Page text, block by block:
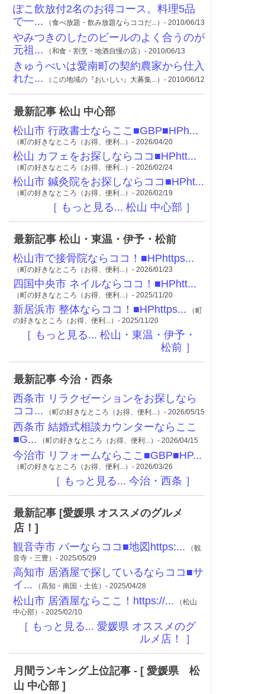
ぽこ飲放付2名のお得コース。料理5品
で一... （食べ放題・飲み放題ならココだ...）- 2010/06/13
やみつきのしたのビールのよく合うのが
元祖... （和食・割烹・地酒自慢の店）- 2010/06/13
きゅうべいは愛南町の契約農家から仕入
れた... （この地域の『おいしい』大募集...）- 2010/06/12
最新記事 松山 中心部
松山市 行政書士ならここ■GBP■HPh...
（町の好きなところ（お得、便利...）- 2026/04/20
松山 カフェをお探しならココ■HPhtt...
（町の好きなところ（お得、便利...）- 2026/02/24
松山市 鍼灸院をお探しならココ■HPht...
（町の好きなところ（お得、便利...）- 2026/02/19
［ もっと見る... 松山 中心部 ］
最新記事 松山・東温・伊予・松前
松山市で接骨院ならココ！■HPhttps...
（町の好きなところ（お得、便利...）- 2026/01/23
四国中央市 ネイルならココ！■HPhtt...
（町の好きなところ（お得、便利...）- 2025/11/20
新居浜市 整体ならココ！■HPhttps... （町
の好きなところ（お得、便利...）- 2025/11/20
［ もっと見る... 松山・東温・伊予・
松前 ］
最新記事 今治・西条
西条市 リラクゼーションをお探しなら
ココ... （町の好きなところ（お得、便利...）- 2026/05/15
西条市 結婚式相談カウンターならここ
■G... （町の好きなところ（お得、便利...）- 2026/04/15
今治市 リフォームならここ■GBP■HP...
（町の好きなところ（お得、便利...）- 2026/03/26
［ もっと見る... 今治・西条 ］
最新記事 [愛媛県 オススメのグルメ
店！]
観音寺市 バーならココ■地図https:... （観
音寺・三豊）- 2025/05/29
高知市 居酒屋で探しているならココ■サ
イ... （高知・南国・土佐）- 2025/04/28
松山市 居酒屋ならここ！https://... （松山
中心部）- 2025/02/10
［ もっと見る... 愛媛県 オススメのグ
ルメ店！ ］
月間ランキング上位記事 - [ 愛媛県 松
山 中心部 ]